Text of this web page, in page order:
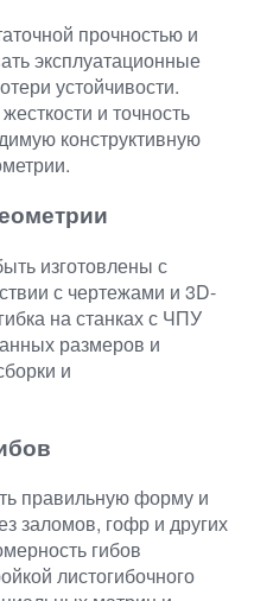
прочностью и
эксплуатационные
устойчивости.
и точность
конструктивную
изготовлены с
с чертежами и 3D-
на станках с ЧПУ
размеров и
и
правильную форму и
заломов, гофр и других
гибов
листогибочного